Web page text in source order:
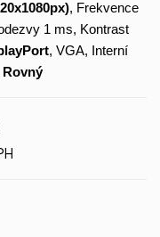
, Frekvence
1 ms, Kontrast
, VGA, Interní
Rovný